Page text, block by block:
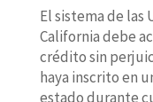
El sistema de las
California debe
crédito sin
haya inscrito en
estado durante